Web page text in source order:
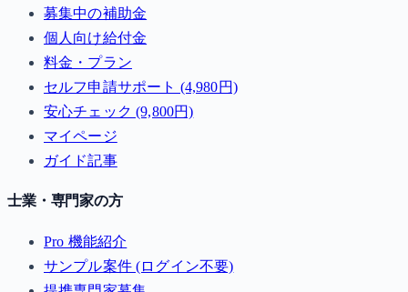
募集中の補助金
個人向け給付金
料金・プラン
セルフ申請サポート (4,980円)
安心チェック (9,800円)
マイページ
ガイド記事
士業・専門家の方
Pro 機能紹介
サンプル案件 (ログイン不要)